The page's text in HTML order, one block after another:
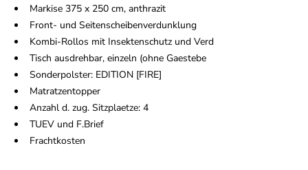
Markise 375 x 250 cm, anthrazit
Front- und Seitenscheibenverdunklung
Kombi-Rollos mit Insektenschutz und Verd
Tisch ausdrehbar, einzeln (ohne Gaestebe
Sonderpolster: EDITION [FIRE]
Matratzentopper
Anzahl d. zug. Sitzplaetze: 4
TUEV und F.Brief
Frachtkosten